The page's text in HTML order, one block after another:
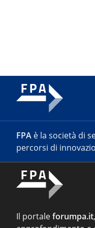
FPA è la società di
percorsi di
Il portaleforumpa.it